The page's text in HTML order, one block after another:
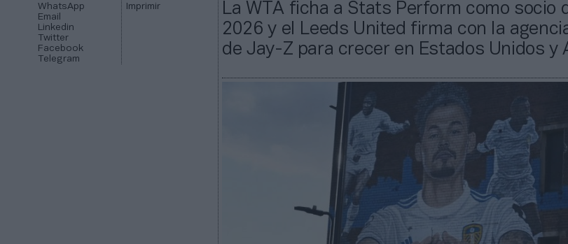
WhatsApp
Email
Linkedin
Twitter
Facebook
Telegram
Imprimir
La WTA ficha a Stats Perform como socio
2026 y el Leeds United firma con la
de Jay-Z para crecer en Estados Unidos y